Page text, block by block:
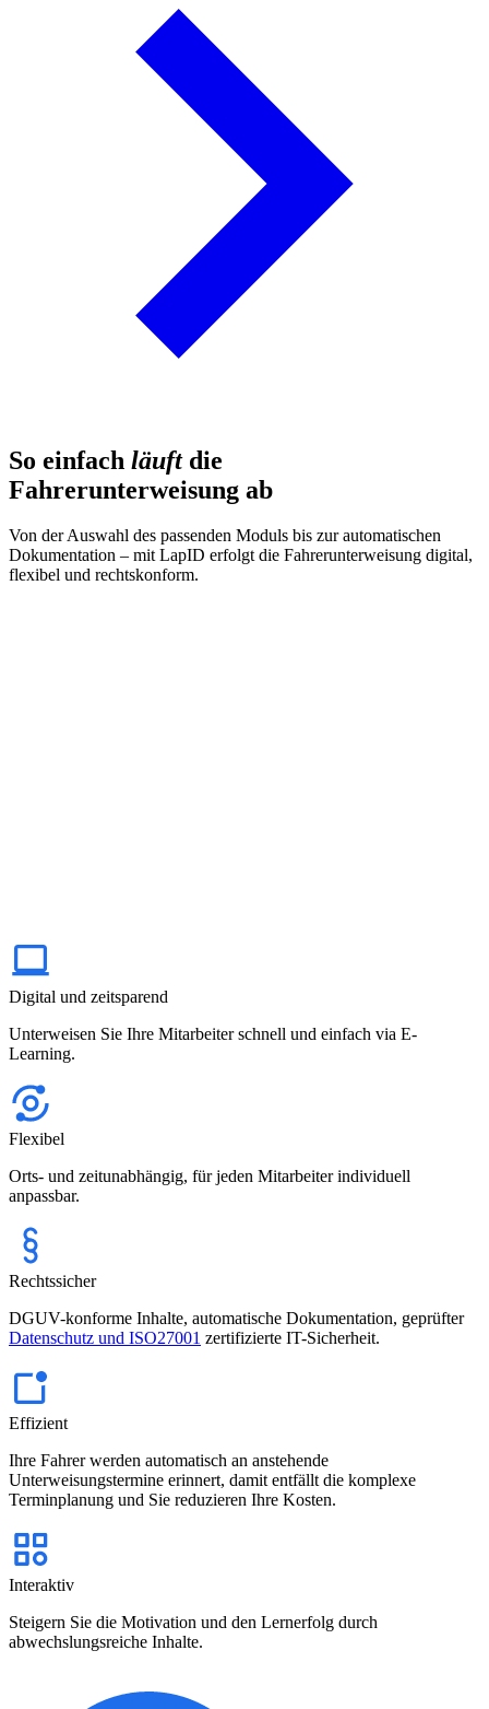
So einfach läuftdie
Fahrerunterweisung ab
Von der Auswahl des passenden Moduls bis zur automatischen
Dokumentation – mit LapID erfolgt die Fahrerunterweisung digital,
flexibel und rechtskonform.
Digital und zeitsparend
Unterweisen Sie Ihre Mitarbeiter schnell und einfach via E-
Learning.
Flexibel
Orts- und zeitunabhängig, für jeden Mitarbeiter individuell
anpassbar.
Rechtssicher
DGUV-konforme Inhalte, automatische Dokumentation, geprüfter
Datenschutz und ISO27001 zertifizierte IT-Sicherheit.
Effizient
Ihre Fahrer werden automatisch an anstehende
Unterweisungstermine erinnert, damit entfällt die komplexe
Terminplanung und Sie reduzieren Ihre Kosten.
Interaktiv
Steigern Sie die Motivation und den Lernerfolg durch
abwechslungsreiche Inhalte.